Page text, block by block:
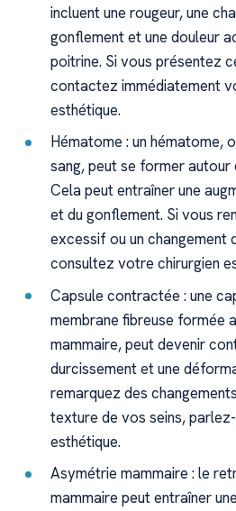
incluent une rougeur, une
gonflement et une douleur
poitrine. Si vous présentez
contactez immédiatement
esthétique.
Hématome : un hématome,
sang, peut se former
Cela peut entraîner une
et du gonflement. Si vous
excessif ou un changement
consultez votre chirurgien
Capsule contractée : une
membrane fibreuse formée
mammaire, peut devenir
durcissement et une
remarquez des
texture de vos seins,
esthétique.
Asymétrie mammaire : le
mammaire peut entraîner